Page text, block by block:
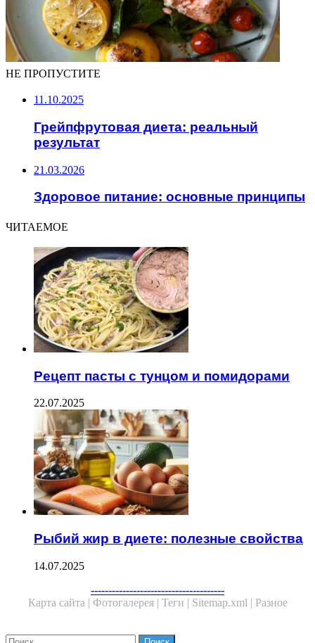
НЕ ПРОПУСТИТЕ
11.10.2025
Грейпфрутовая диета: реальный
результат
21.03.2026
Здоровое питание: основные принципы
ЧИТАЕМОЕ
Рецепт пасты с тунцом и помидорами
22.07.2025
Рыбий жир в диете: полезные свойства
14.07.2025
--------------------------------------
Карта сайта | Фотогалерея | Теги | Sitemap.xml | Разное
Close
Найти: